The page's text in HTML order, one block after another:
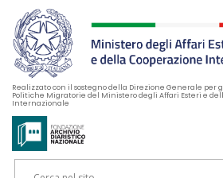
Realizzato con il sostegno della Direzione Generale per
Politiche Migratorie del Ministero degli Affari Esteri e
Internazionale